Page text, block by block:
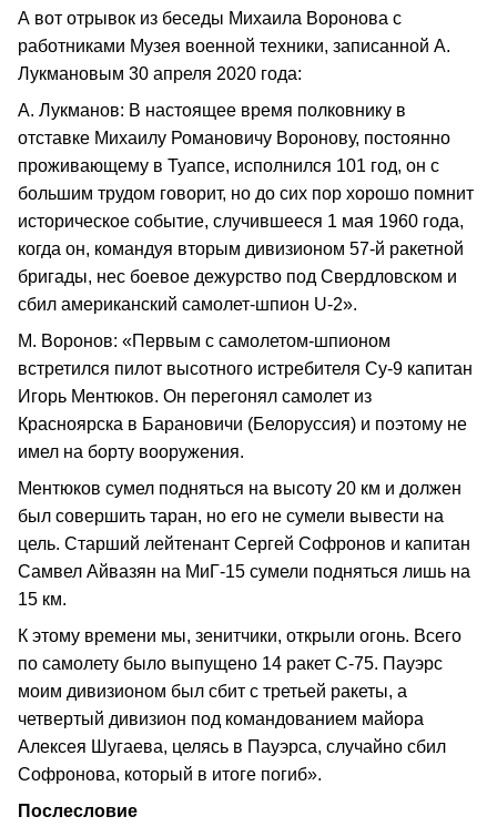
А вот отрывок из беседы Михаила Воронова с
работниками Музея военной техники, записанной А.
Лукмановым 30 апреля 2020 года:
А. Лукманов: В настоящее время полковнику в
отставке Михаилу Романовичу Воронову, постоянно
проживающему в Туапсе, исполнился 101 год, он с
большим трудом говорит, но до сих пор хорошо помнит
историческое событие, случившееся 1 мая 1960 года,
когда он, командуя вторым дивизионом 57-й ракетной
бригады, нес боевое дежурство под Свердловском и
сбил американский самолет-шпион U-2».
М. Воронов: «Первым с самолетом-шпионом
встретился пилот высотного истребителя Су-9 капитан
Игорь Ментюков. Он перегонял самолет из
Красноярска в Барановичи (Белоруссия) и поэтому не
имел на борту вооружения.
Ментюков сумел подняться на высоту 20 км и должен
был совершить таран, но его не сумели вывести на
цель. Старший лейтенант Сергей Софронов и капитан
Самвел Айвазян на МиГ-15 сумели подняться лишь на
15 км.
К этому времени мы, зенитчики, открыли огонь. Всего
по самолету было выпущено 14 ракет С-75. Пауэрс
моим дивизионом был сбит с третьей ракеты, а
четвертый дивизион под командованием майора
Алексея Шугаева, целясь в Пауэрса, случайно сбил
Софронова, который в итоге погиб».
Послесловие